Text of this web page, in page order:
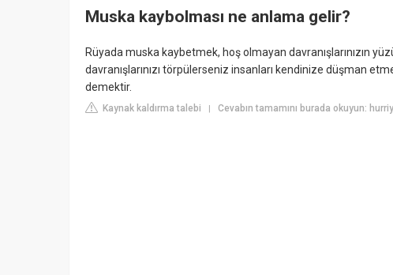
Muska kaybolması ne anlama gelir?
Rüyada muska kaybetmek, hoş olmayan davranışlarınızın
davranışlarınızı törpülerseniz insanları kendinize düşman
demektir.
Kaynak kaldırma talebi Cevabın tamamını burada okuyun: